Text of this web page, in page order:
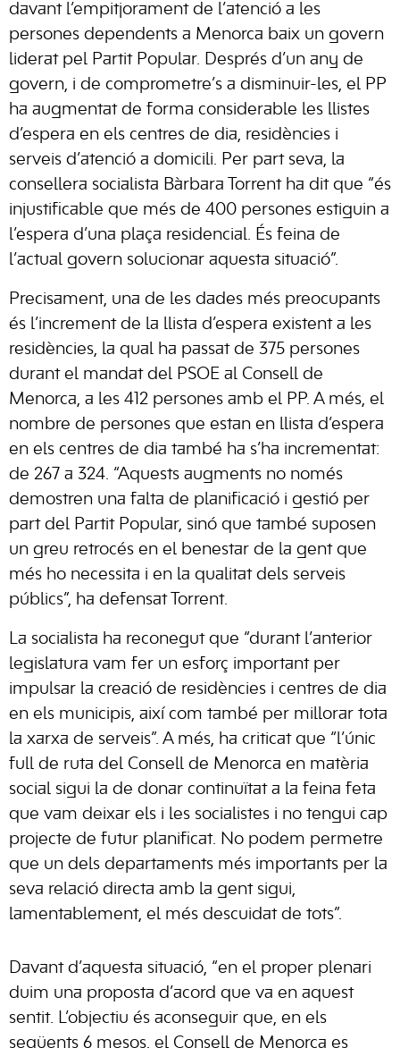
davant l’empitjorament de l’atenció a les
persones dependents a Menorca baix un govern
liderat pel Partit Popular. Després d’un any de
govern, i de comprometre’s a disminuir-les, el PP
ha augmentat de forma considerable les llistes
d’espera en els centres de dia, residències i
serveis d’atenció a domicili. Per part seva, la
consellera socialista Bàrbara Torrent ha dit que “és
injustificable que més de 400 persones estiguin a
l’espera d’una plaça residencial. És feina de
l’actual govern solucionar aquesta situació”.
Precisament, una de les dades més preocupants
és l’increment de la llista d’espera existent a les
residències, la qual ha passat de 375 persones
durant el mandat del PSOE al Consell de
Menorca, a les 412 persones amb el PP. A més, el
nombre de persones que estan en llista d’espera
en els centres de dia també ha s’ha incrementat:
de 267 a 324. “Aquests augments no només
demostren una falta de planificació i gestió per
part del Partit Popular, sinó que també suposen
un greu retrocés en el benestar de la gent que
més ho necessita i en la qualitat dels serveis
públics”, ha defensat Torrent.
La socialista ha reconegut que “durant l’anterior
legislatura vam fer un esforç important per
impulsar la creació de residències i centres de dia
en els municipis, així com també per millorar tota
la xarxa de serveis”. A més, ha criticat que “l’únic
full de ruta del Consell de Menorca en matèria
social sigui la de donar continuïtat a la feina feta
que vam deixar els i les socialistes i no tengui cap
projecte de futur planificat. No podem permetre
que un dels departaments més importants per la
seva relació directa amb la gent sigui,
lamentablement, el més descuidat de tots”.
Davant d’aquesta situació, “en el proper plenari
duim una proposta d’acord que va en aquest
sentit. L’objectiu és aconseguir que, en els
següents 6 mesos, el Consell de Menorca es